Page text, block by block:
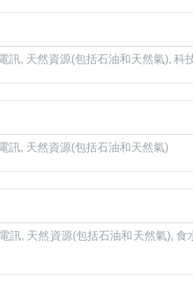
訊, 天然資源(包括石油和天然氣), 科
訊, 天然資源(包括石油和天然氣)
訊, 天然資源(包括石油和天然氣),